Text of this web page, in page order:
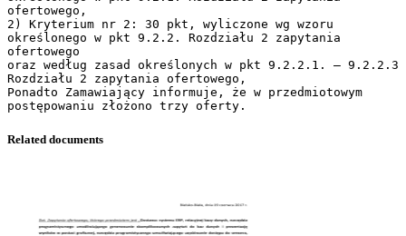
ofertowego,
2) Kryterium nr 2: 30 pkt, wyliczone wg wzoru
określonego w pkt 9.2.2. Rozdziału 2 zapytania
ofertowego
oraz według zasad określonych w pkt 9.2.2.1. – 9.2.2.3
Rozdziału 2 zapytania ofertowego,
Ponadto Zamawiający informuje, że w przedmiotowym
Related documents